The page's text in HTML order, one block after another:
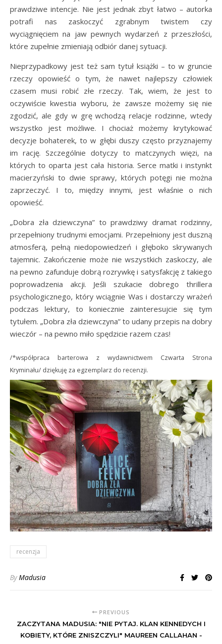
prawdziwe intencje. Nie jest jednak zbyt łatwo – autorka
potrafi nas zaskoczyć zgrabnym twistem czy
wyciągnięciem na jaw pewnych wydarzeń z przeszłości,
które zupełnie zmieniają odbiór danej sytuacji.
Nieprzypadkowy jest też sam tytuł książki – to w gruncie
rzeczy opowieść o tym, że nawet najlepszy człowiek
czasem musi robić złe rzeczy. Tak, wiem, że jest to
oczywiście kwestia wyboru, że zawsze możemy się nie
zgodzić, ale gdy w grę wchodzą relacje rodzinne, wtedy
wszystko jest możliwe. I chociaż możemy krytykować
decyzje bohaterek, to w głębi duszy często przyznajemy
im rację. Szczególnie dotyczy to matczynych więzi, na
których to oparta jest cała historia. Serce matki i instynkt
macierzyński to dwie sprawy, których potęgi nie można
zaprzeczyć. I to, między innymi, jest właśnie o nich
opowieść.
„Dobra zła dziewczyna” to prawdziwy dramat rodzinny,
przepełniony trudnymi emocjami. Przepełniony jest duszną
atmosferą, pełną niedopowiedzeń i głęboko skrywanych
tajemnic. Zakończenie może nie wszystkich zaskoczy, ale
na pewno zafunduje dobrą rozrywkę i satysfakcję z takiego
poprowadzenia akcji. Jeśli szukacie dobrego thrillera
psychologicznego, który wciągnie Was i dostarczy wrażeń
podczas lektury, to koniecznie zainteresujcie się tym
tytułem. „Dobra zła dziewczyna” to udany przepis na dobry
wieczór – na pewno miło spędzicie razem czas!
/*współpraca barterowa z wydawnictwem Czwarta Strona
Kryminału/ dziękuję za egzemplarz do recenzji.
recenzja
ByMadusia
PREVIOUS
ZACZYTANA MADUSIA: "NIE PYTAJ. KLAN KENNEDYCH I
KOBIETY, KTÓRE ZNISZCZYLI" MAUREEN CALLAHAN -